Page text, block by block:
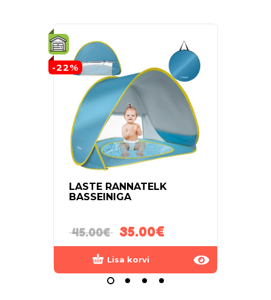
-22%
LASTE RANNATELK
BASSEINIGA
45.00€ 35.00€
Lisa korvi